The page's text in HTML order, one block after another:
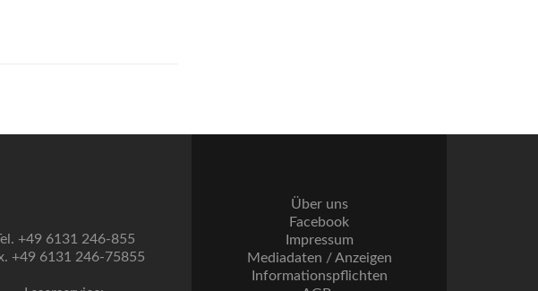
+49 6131 246-855
+49 6131 246-75855
Über uns
Facebook
Impressum
Mediadaten / Anzeigen
Informationspflichten